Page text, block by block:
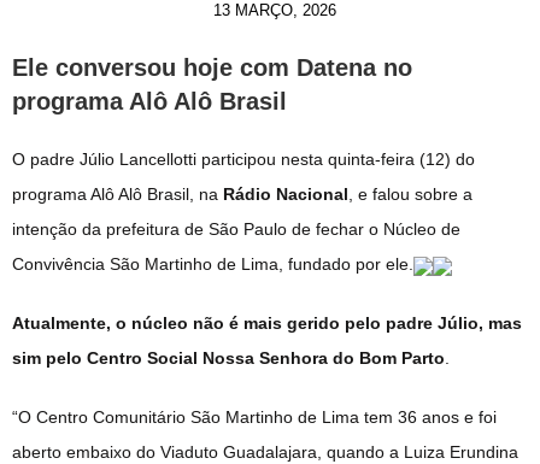
13 MARÇO, 2026
Ele conversou hoje com Datena no
programa Alô Alô Brasil
O padre Júlio Lancellotti participou nesta quinta-feira (12) do
programa Alô Alô Brasil, na Rádio Nacional, e falou sobre a
intenção da prefeitura de São Paulo de fechar o Núcleo de
Convivência São Martinho de Lima, fundado por ele.
Atualmente, o núcleo não é mais gerido pelo padre Júlio, mas
sim pelo Centro Social Nossa Senhora do Bom Parto.
“O Centro Comunitário São Martinho de Lima tem 36 anos e foi
aberto embaixo do Viaduto Guadalajara, quando a Luiza Erundina